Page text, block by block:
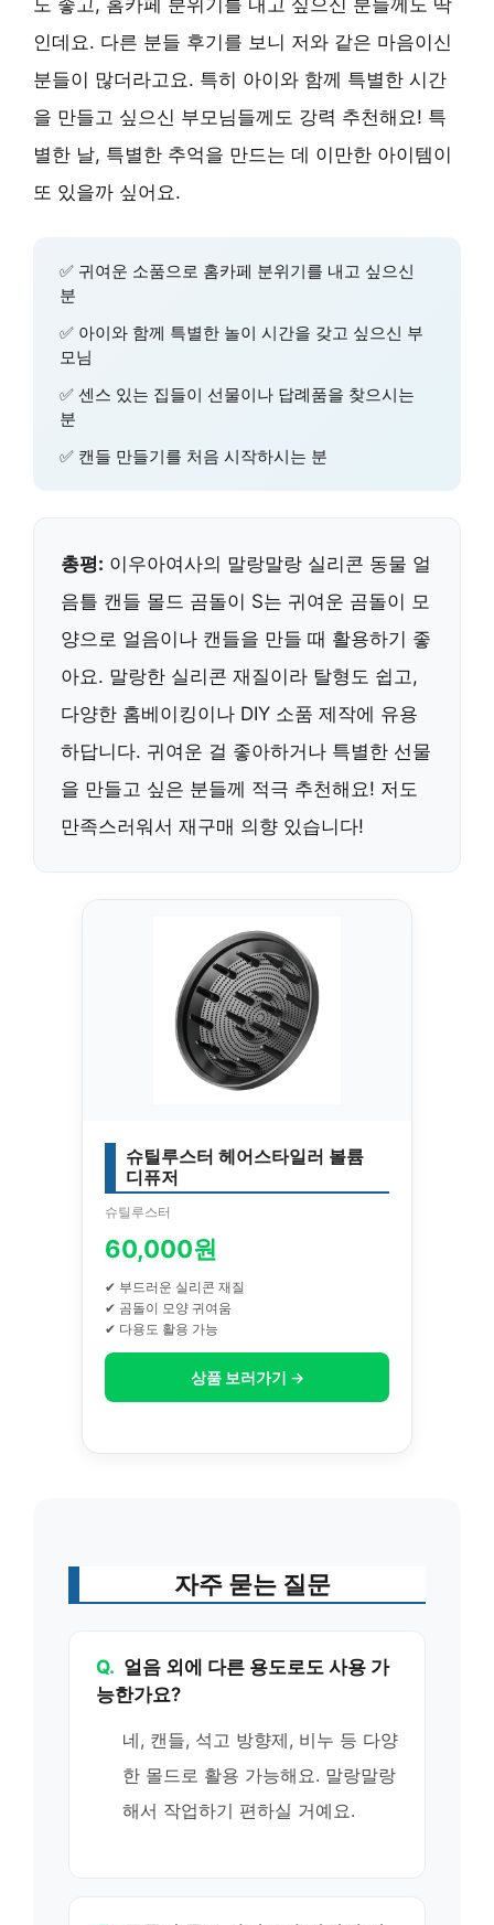
도 좋고, 홈카페 분위기를 내고 싶으신 분들께도 딱
인데요. 다른 분들 후기를 보니 저와 같은 마음이신
분들이 많더라고요. 특히 아이와 함께 특별한 시간
을 만들고 싶으신 부모님들께도 강력 추천해요! 특
별한 날, 특별한 추억을 만드는 데 이만한 아이템이
또 있을까 싶어요.
✅ 귀여운 소품으로 홈카페 분위기를 내고 싶으신
분
✅ 아이와 함께 특별한 놀이 시간을 갖고 싶으신 부
모님
✅ 센스 있는 집들이 선물이나 답례품을 찾으시는
분
✅ 캔들 만들기를 처음 시작하시는 분
총평: 이우아여사의 말랑말랑 실리콘 동물 얼
음틀 캔들 몰드 곰돌이 S는 귀여운 곰돌이 모
양으로 얼음이나 캔들을 만들 때 활용하기 좋
아요. 말랑한 실리콘 재질이라 탈형도 쉽고,
다양한 홈베이킹이나 DIY 소품 제작에 유용
하답니다. 귀여운 걸 좋아하거나 특별한 선물
을 만들고 싶은 분들께 적극 추천해요! 저도
만족스러워서 재구매 의향 있습니다!
슈틸루스터 헤어스타일러 볼륨
디퓨저
슈틸루스터
60,000원
✔ 부드러운 실리콘 재질
✔ 곰돌이 모양 귀여움
✔ 다용도 활용 가능
상품 보러가기 →
자주 묻는 질문
Q. 얼음 외에 다른 용도로도 사용 가
능한가요?
네, 캔들, 석고 방향제, 비누 등 다양
한 몰드로 활용 가능해요. 말랑말랑
해서 작업하기 편하실 거예요.